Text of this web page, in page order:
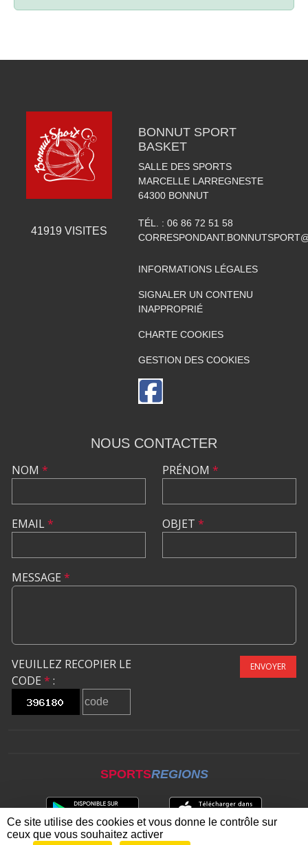
41919 VISITES
BONNUT SPORT
BASKET
SALLE DES SPORTS
MARCELLE LARREGNESTE
64300 BONNUT
TÉL. : 06 86 72 51 58
INFORMATIONS LÉGALES
SIGNALER UN CONTENU
INAPPROPRIÉ
CHARTE COOKIES
GESTION DES COOKIES
NOUS CONTACTER
NOM *
EMAIL*
PRÉNOM *
OBJET *
MESSAGE *
VEUILLEZ RECOPIER LE
CODE * :
ENVOYER
SPORTSREGIONS
Ce site utilise des cookies et vous donne le contrôle sur
ceux que vous souhaitez activer